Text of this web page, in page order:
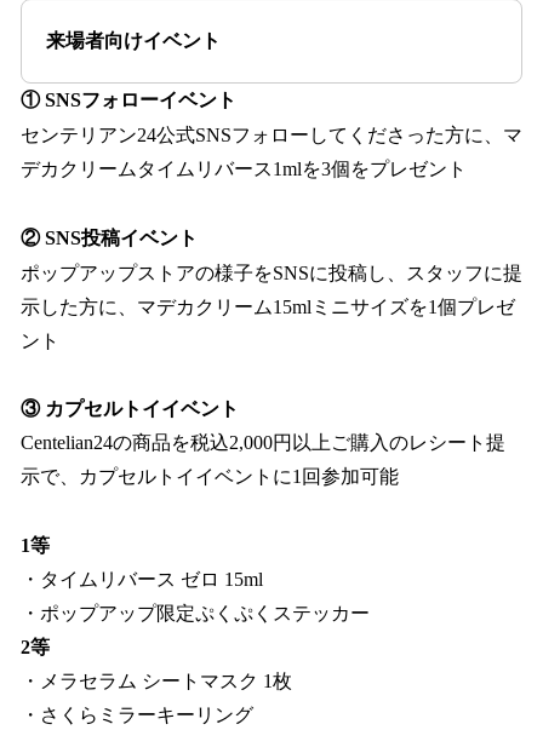
来場者向けイベント
① SNSフォローイベント
センテリアン24公式SNSフォローしてくださった方に、マ
デカクリームタイムリバース1mlを3個をプレゼント
② SNS投稿イベント
ポップアップストアの様子をSNSに投稿し、スタッフに提
示した方に、マデカクリーム15mlミニサイズを1個プレゼ
ント
③ カプセルトイイベント
Centelian24の商品を税込2,000円以上ご購入のレシート提
示で、カプセルトイイベントに1回参加可能
1等
・タイムリバース ゼロ 15ml
・ポップアップ限定ぷくぷくステッカー
2等
・メラセラム シートマスク 1枚
・さくらミラーキーリング